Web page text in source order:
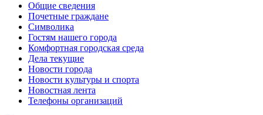
Общие сведения
Почетные граждане
Символика
Гостям нашего города
Комфортная городская среда
Дела текущие
Новости города
Новости культуры и спорта
Новостная лента
Телефоны организаций